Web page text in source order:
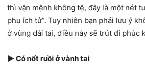
thì vận mệnh không tệ, đây là một nét
phu ích tử”. Tuy nhiên bạn phải lưu ý
ở vùng dái tai, điều này sẽ trút đi phúc
►Có nốt ruồi ở vành tai